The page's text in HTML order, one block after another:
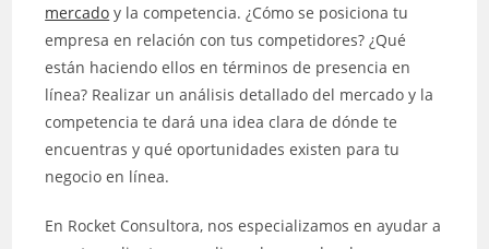
mercado y la competencia. ¿Cómo se posiciona tu
empresa en relación con tus competidores? ¿Qué
están haciendo ellos en términos de presencia en
línea? Realizar un análisis detallado del mercado y la
competencia te dará una idea clara de dónde te
encuentras y qué oportunidades existen para tu
negocio en línea.
En Rocket Consultora, nos especializamos en ayudar a